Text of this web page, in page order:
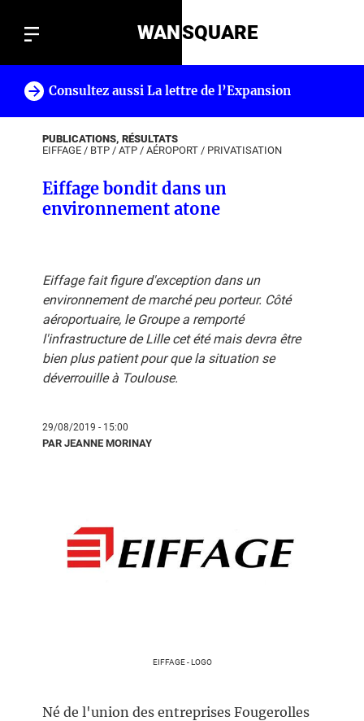
WANSQUARE
Consultez aussi La lettre de l’Expansion
PUBLICATIONS, RÉSULTATS
EIFFAGE / BTP / ATP / AÉROPORT / PRIVATISATION
Eiffage bondit dans un
environnement atone
Eiffage fait figure d'exception dans un
environnement de marché peu porteur. Côté
aéroportuaire, le Groupe a remporté
l'infrastructure de Lille cet été mais devra être
bien plus patient pour que la situation se
déverrouille à Toulouse.
29/08/2019 - 15:00
PAR JEANNE MORINAY
EIFFAGE - LOGO
Né de l'union des entreprises Fougerolles